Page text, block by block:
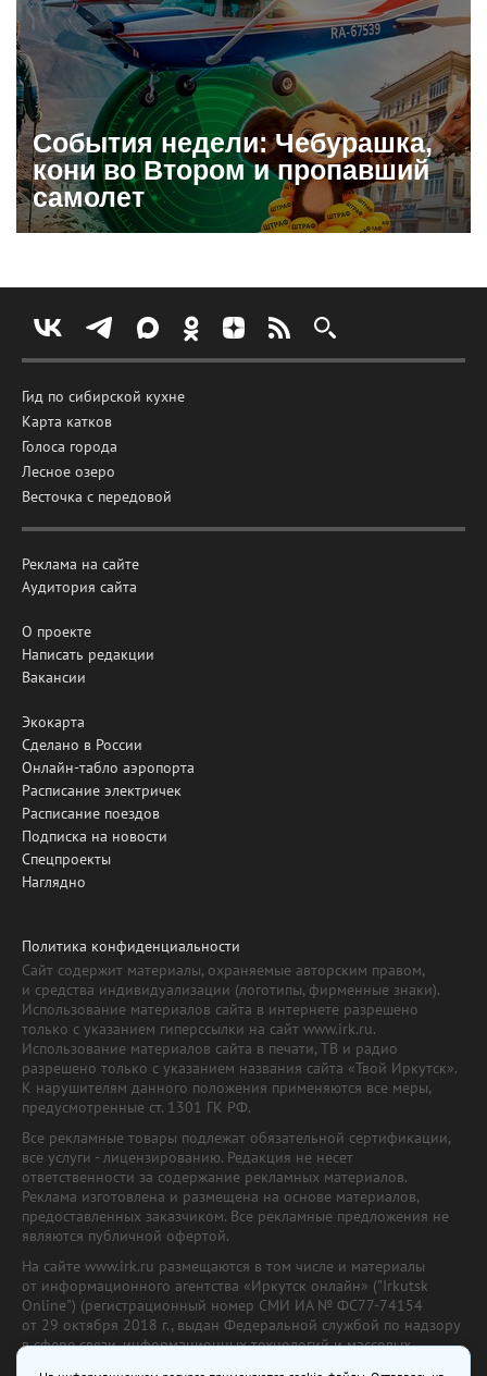
События недели: Чебурашка,
кони во Втором и пропавший
самолет
Гид по сибирской кухне
Карта катков
Голоса города
Лесное озеро
Весточка с передовой
Реклама на сайте
Аудитория сайта
О проекте
Написать редакции
Вакансии
Экокарта
Сделано в России
Онлайн-табло аэропорта
Расписание электричек
Расписание поездов
Подписка на новости
Спецпроекты
Наглядно
Политика конфиденциальности
Сайт содержит материалы, охраняемые авторским правом,
и средства индивидуализации (логотипы, фирменные знаки).
Использование материалов сайта в интернете разрешено
только с указанием гиперссылки на сайт www.irk.ru.
Использование материалов сайта в печати, ТВ и радио
разрешено только с указанием названия сайта «Твой Иркутск».
К нарушителям данного положения применяются все меры,
предусмотренные ст. 1301 ГК РФ.
Все рекламные товары подлежат обязательной сертификации,
все услуги - лицензированию. Редакция не несет
ответственности за содержание рекламных материалов.
Реклама изготовлена и размещена на основе материалов,
предоставленных заказчиком. Все рекламные предложения не
являются публичной офертой.
На сайте www.irk.ru размещаются в том числе и материалы
от информационного агентства «Иркутск онлайн» ("Irkutsk
Online") (регистрационный номер СМИ ИА № ФС77-74154
от 29 октября 2018 г., выдан Федеральной службой по надзору
в сфере связи, информационных технологий и массовых